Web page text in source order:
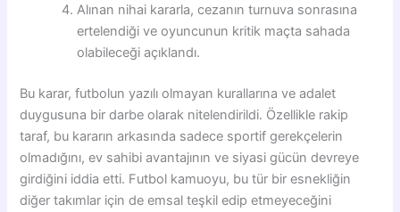
Alınan nihai kararla, cezanın turnuva sonrasına
ertelendiği ve oyuncunun kritik maçta sahada
olabileceği açıklandı.
Bu karar, futbolun yazılı olmayan kurallarına ve adalet
duygusuna bir darbe olarak nitelendirildi. Özellikle rakip
taraf, bu kararın arkasında sadece sportif gerekçelerin
olmadığını, ev sahibi avantajının ve siyasi gücün devreye
girdiğini iddia etti. Futbol kamuoyu, bu tür bir esnekliğin
diğer takımlar için de emsal teşkil edip etmeyeceğini